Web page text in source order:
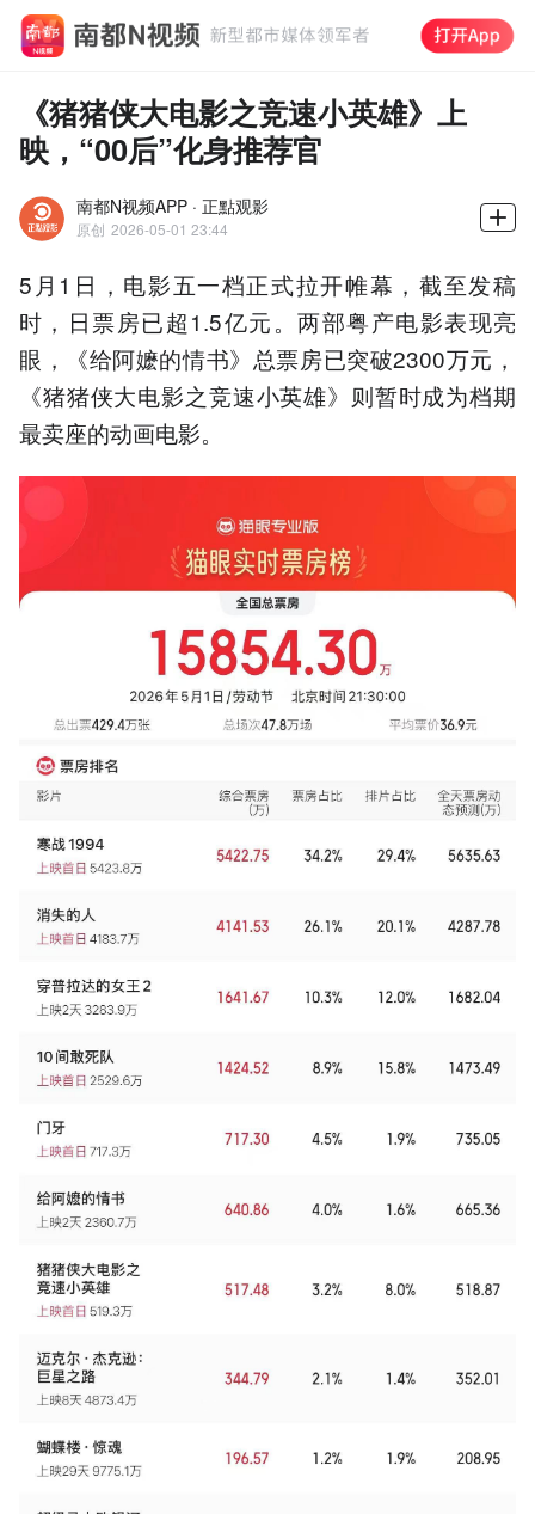
《猪猪侠大电影之竞速小英雄》上
映，“00后”化身推荐官
南都N视频APP · 正點观影
原创 2026-05-01 23:44
5月1日，电影五一档正式拉开帷幕，截至发稿
时，日票房已超1.5亿元。两部粤产电影表现亮
眼，《给阿嬷的情书》总票房已突破2300万元，
《猪猪侠大电影之竞速小英雄》则暂时成为档期
最卖座的动画电影。